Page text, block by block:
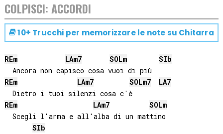
COLPISCI: ACCORDI
10+ Trucchi per memorizzare le note su Chitarra
REm LAm7 SOLm
SIb
REm LAm7 SOLm7 LA7
  Dietro i tuoi silenzi cosa c'è
REm LAm7 SOLm
  Scegli l'arma e all'alba di un mattino
SIb